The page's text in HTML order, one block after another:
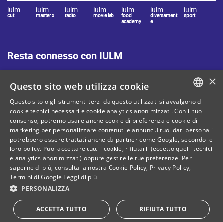
iulm
cut
iulm
master x
iulm
radio
iulm
movie lab
iulm
food
academy
iulm
diversament
e
iulm
sport
Resta connesso con IULM
Mappa del sito
Privacy policy
Cookie Policy
Note legali
Contatti
C. Fiscale: 80071270153
Dona il tuo 5 per mille!
ITALIAN
ENGLISH
×
Questo sito web utilizza cookie
Questo sito o gli strumenti terzi da questo utilizzati si avvalgono di
cookie tecnici necessari e cookie analytics anonimizzati. Con il tuo
consenso, potremo usare anche cookie di preferenza e cookie di
marketing per personalizzare contenuti e annunci.I tuoi dati personali
potrebbero essere trattati anche da partner come Google, secondo le
loro policy. Puoi accettare tutti i cookie, rifiutarli (eccetto quelli tecnici
e analytics anonimizzati) oppure gestire le tue preferenze. Per
saperne di più, consulta la nostra Cookie Policy, Privacy Policy,
Termini di Google Leggi di più
PERSONALIZZA
ACCETTA TUTTO RIFIUTA TUTTO